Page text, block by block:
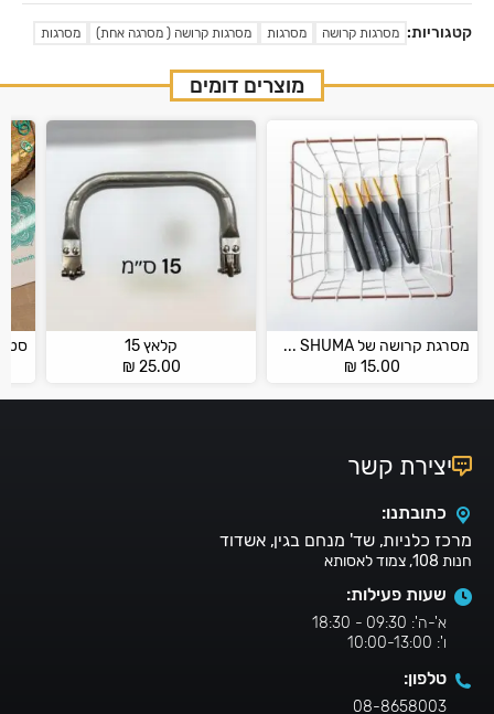
קטגוריות: מסרגות קרושה מסרגות מסרגות קרושה ( מסרגה אחת) מסרגות
מוצרים דומים
מסרגת קרושה של SHUMA מידות 6.0 – 10.0 מ”מ
₪ 15.00
קלאץ 15
₪ 25.00
יצירת קשר
כתובתנו:
מרכז כלניות, שד' מנחם בגין, אשדוד
חנות 108, צמוד לאסותא
שעות פעילות:
א'-ה': 09:30 - 18:30
ו': 10:00-13:00
טלפון:
08-8658003